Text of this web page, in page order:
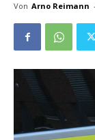
Von Arno Reimann -